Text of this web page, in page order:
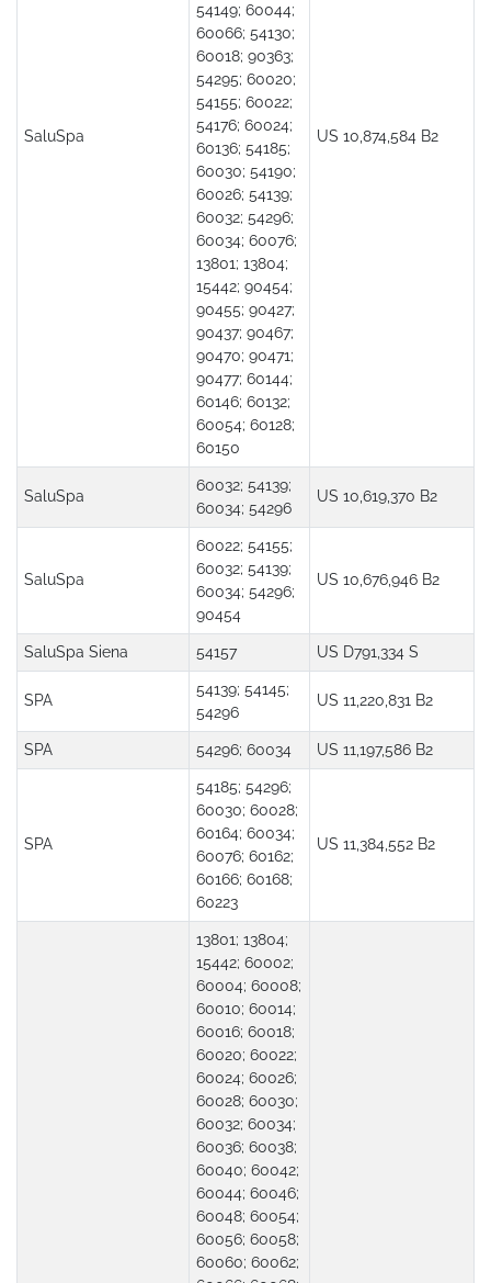
SaluSpa
54149; 60044;
60066; 54130;
60018; 90363;
54295; 60020;
54155; 60022;
54176; 60024;
60136; 54185;
60030; 54190;
60026; 54139;
60032; 54296;
60034; 60076;
13801; 13804;
15442; 90454;
90455; 90427;
90437; 90467;
90470; 90471;
90477; 60144;
60146; 60132;
60054; 60128;
60150
US 10,874,584 B2
SaluSpa
60032; 54139;
60034; 54296
US 10,619,370 B2
SaluSpa
60022; 54155;
60032; 54139;
60034; 54296;
90454
US 10,676,946 B2
SaluSpa Siena 54157 US D791,334 S
SPA
54139; 54145;
54296
US 11,220,831 B2
SPA 54296; 60034 US 11,197,586 B2
SPA
54185; 54296;
60030; 60028;
60164; 60034;
60076; 60162;
60166; 60168;
60223
US 11,384,552 B2
13801; 13804;
15442; 60002;
60004; 60008;
60010; 60014;
60016; 60018;
60020; 60022;
60024; 60026;
60028; 60030;
60032; 60034;
60036; 60038;
60040; 60042;
60044; 60046;
60048; 60054;
60056; 60058;
60060; 60062;